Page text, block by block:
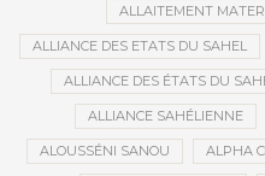
ALLAITEMENT
ALLIANCE DES ETATS DU SAHEL
ALLIANCE DES ÉTATS DU
ALLIANCE SAHÉLIENNE
ALOUSSÉNI SANOU ALPHA